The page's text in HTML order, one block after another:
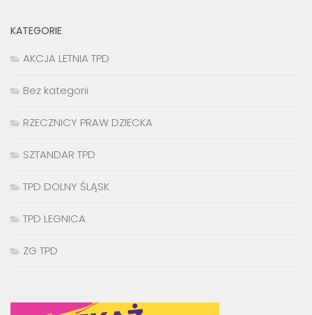
KATEGORIE
AKCJA LETNIA TPD
Bez kategorii
RZECZNICY PRAW DZIECKA
SZTANDAR TPD
TPD DOLNY ŚLĄSK
TPD LEGNICA
ZG TPD